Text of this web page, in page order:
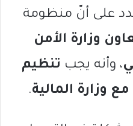
على أنّ منظومة
وزارة الأمن
، وأنه يجب تنظيم
وزارة المالية.